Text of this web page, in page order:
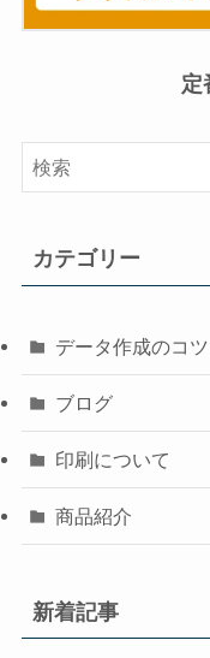
定
カテゴリー
データ作成のコツ
ブログ
印刷について
商品紹介
新着記事